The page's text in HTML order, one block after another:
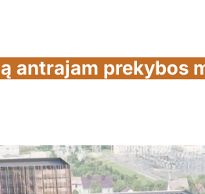
antrajam prekybos